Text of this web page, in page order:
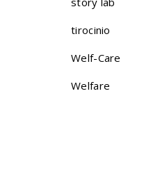
tirocinio
Welf-Care
Welfare